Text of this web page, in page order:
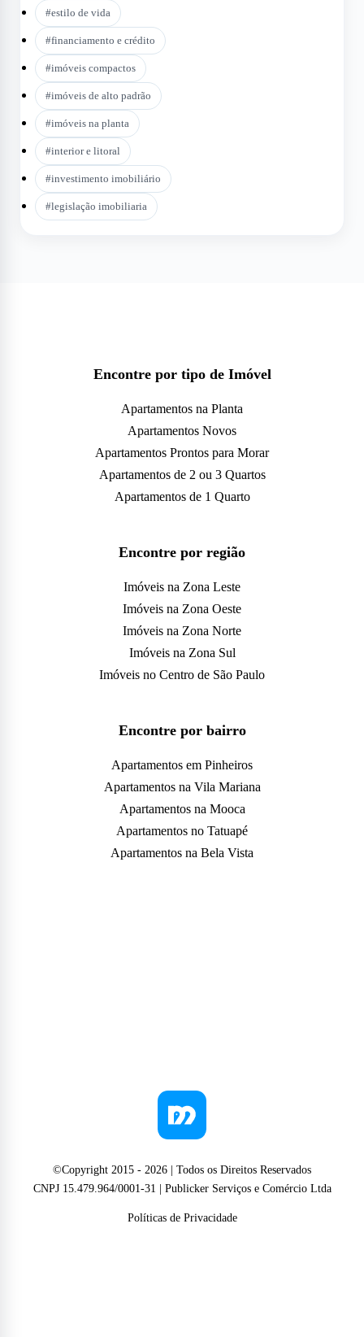
#estilo de vida
#financiamento e crédito
#imóveis compactos
#imóveis de alto padrão
#imóveis na planta
#interior e litoral
#investimento imobiliário
#legislação imobiliaria
Encontre por tipo de Imóvel
Apartamentos na Planta
Apartamentos Novos
Apartamentos Prontos para Morar
Apartamentos de 2 ou 3 Quartos
Apartamentos de 1 Quarto
Encontre por região
Imóveis na Zona Leste
Imóveis na Zona Oeste
Imóveis na Zona Norte
Imóveis na Zona Sul
Imóveis no Centro de São Paulo
Encontre por bairro
Apartamentos em Pinheiros
Apartamentos na Vila Mariana
Apartamentos na Mooca
Apartamentos no Tatuapé
Apartamentos na Bela Vista
©Copyright 2015 - 2026 | Todos os Direitos Reservados
CNPJ 15.479.964/0001-31 | Publicker Serviços e Comércio Ltda
Políticas de Privacidade